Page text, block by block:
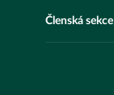
Členská sekce